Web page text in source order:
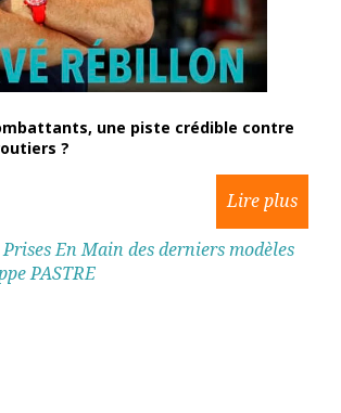
une piste crédible contre
?
En Main des derniers modèles
PASTRE